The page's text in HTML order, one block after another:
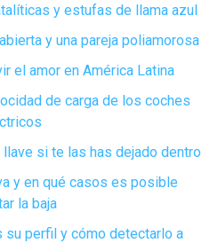
y estufas de llama azul
y una pareja poliamorosa
el amor en América Latina
de carga de los coches
si te las has dejado dentro
y en qué casos es posible
la baja
su perfil y cómo detectarlo a